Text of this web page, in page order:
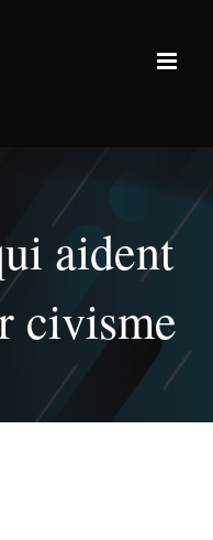
aident
civisme